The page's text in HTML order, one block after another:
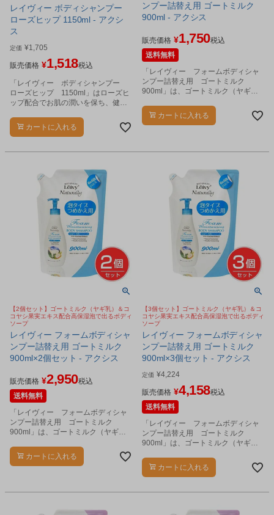
レイヴィー ボディシャンプー
ローズヒップ 1150ml - アクシ
ス
定価 ¥1,705
販売価格 ¥1,518税込
「レイヴィー ボディシャンプー
ローズヒップ 1150ml」はローズヒ
ップ配合でお肌の潤いを保ち、健や
カートに入れる
ンプー詰替え用 ゴートミルク
900ml - アクシス
販売価格 ¥1,750税込
送料無料
「レイヴィー フォームボディシャ
ンプー詰替え用 ゴートミルク
900ml」は、ゴートミルク（ヤギ
湿泡で出るボディソープです。
カートに入れる
【2個セット】ゴートミルク（ヤギ乳）＆コ
コヤシ果実エキス配合高保湿泡で出るボディ
ソープ
レイヴィー フォームボディシャ
ンプー詰替え用 ゴートミルク
900ml×2個セット - アクシス
販売価格 ¥2,950税込
送料無料
「レイヴィー フォームボディシャ
ンプー詰替え用 ゴートミルク
900ml」は、ゴートミルク（ヤギ
湿泡で出るボディソープです。
カートに入れる
【3個セット】ゴートミルク（ヤギ乳）＆コ
コヤシ果実エキス配合高保湿泡で出るボディ
ソープ
レイヴィー フォームボディシャ
ンプー詰替え用 ゴートミルク
900ml×3個セット - アクシス
定価 ¥4,224
販売価格 ¥4,158税込
送料無料
「レイヴィー フォームボディシャ
ンプー詰替え用 ゴートミルク
900ml」は、ゴートミルク（ヤギ
湿泡で出るボディソープです。
カートに入れる